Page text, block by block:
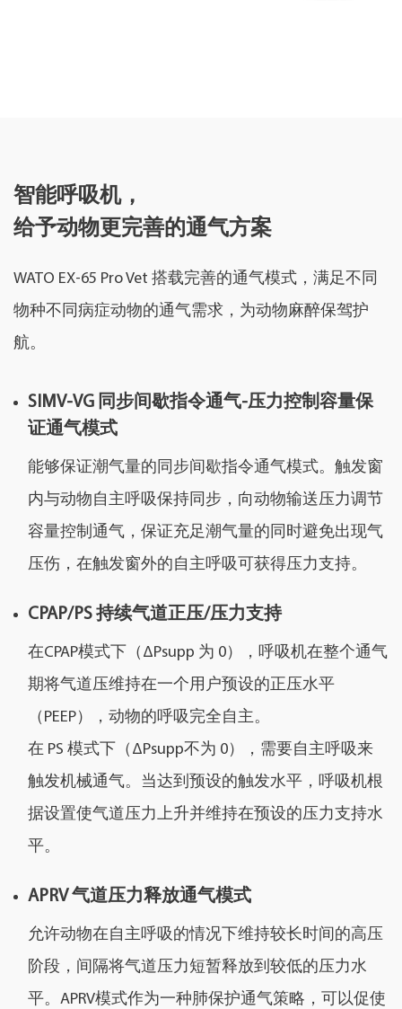
智能呼吸机，
给予动物更完善的通气方案
WATO EX-65 Pro Vet 搭载完善的通气模式，满足不同
物种不同病症动物的通气需求，为动物麻醉保驾护
航。
SIMV-VG 同步间歇指令通气-压力控制容量保
证通气模式
能够保证潮气量的同步间歇指令通气模式。触发窗
内与动物自主呼吸保持同步，向动物输送压力调节
容量控制通气，保证充足潮气量的同时避免出现气
压伤，在触发窗外的自主呼吸可获得压力支持。
CPAP/PS 持续气道正压/压力支持
在CPAP模式下（ΔPsupp 为 0），呼吸机在整个通气
期将气道压维持在一个用户预设的正压水平
（PEEP），动物的呼吸完全自主。
在 PS 模式下（ΔPsupp不为 0），需要自主呼吸来
触发机械通气。当达到预设的触发水平，呼吸机根
据设置使气道压力上升并维持在预设的压力支持水
平。
APRV 气道压力释放通气模式
允许动物在自主呼吸的情况下维持较长时间的高压
阶段，间隔将气道压力短暂释放到较低的压力水
平。APRV模式作为一种肺保护通气策略，可以促使